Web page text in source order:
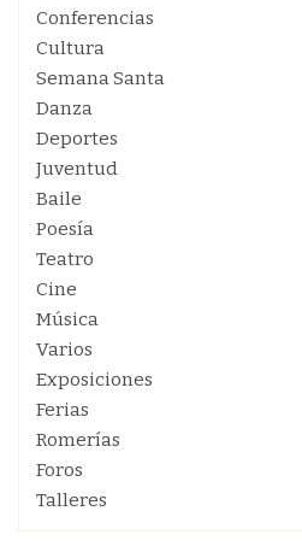
Conferencias
Cultura
Semana Santa
Danza
Deportes
Juventud
Baile
Poesía
Teatro
Cine
Música
Varios
Exposiciones
Ferias
Romerías
Foros
Talleres